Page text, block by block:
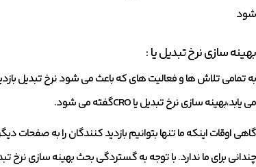
شود
بهینه سازی نرخ تبدیل یا :
به تمامی تلاش ها و فعالیت های که باعث می شود نرخ تبدیل
می یابد،بهینه سازی نرخ تبدیل یا CROگفته می شود.
گاهی اوقات اینکه ما تنها بتوانیم بازدید کنندگان را به
چندانی برای ما ندارد. با توجه به گستردگی بحث بهینه سازی نرخ